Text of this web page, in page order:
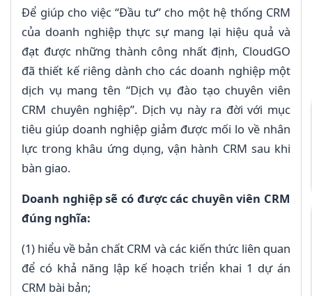
Để giúp cho việc “Đầu tư” cho một hệ thống CRM
của doanh nghiệp thực sự mang lại hiệu quả và
đạt được những thành công nhất định, CloudGO
đã thiết kế riêng dành cho các doanh nghiệp một
dịch vụ mang tên “Dịch vụ đào tạo chuyên viên
CRM chuyên nghiệp”. Dịch vụ này ra đời với mục
tiêu giúp doanh nghiệp giảm được mối lo về nhân
lực trong khâu ứng dụng, vận hành CRM sau khi
bàn giao.
Doanh nghiệp sẽ có được các chuyên viên CRM
đúng nghĩa:
(1) hiểu về bản chất CRM và các kiến thức liên quan
để có khả năng lập kế hoạch triển khai 1 dự án
CRM bài bản;